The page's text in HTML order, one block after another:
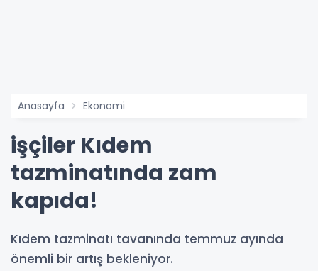
Anasayfa Ekonomi
işçiler Kıdem
tazminatında zam
kapıda!
Kıdem tazminatı tavanında temmuz ayında
önemli bir artış bekleniyor.